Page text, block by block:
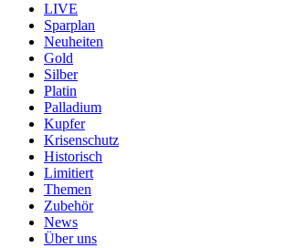
LIVE
Sparplan
Neuheiten
Gold
Silber
Platin
Palladium
Kupfer
Krisenschutz
Historisch
Limitiert
Themen
Zubehör
News
Über uns